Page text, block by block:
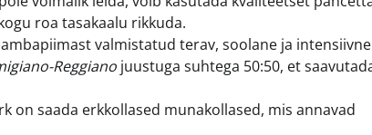
roa tasakaalu rikkuda.
valmistatud terav, soolane ja
Reggiano juustuga suhtega 50:50, et
on saada erkkollased munakollased, mis annavad